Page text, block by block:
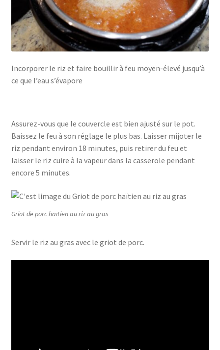
Incorporer le riz et faire bouillir à feu moyen-élevé jusqu’à
ce que l’eau s’évapore
Assurez-vous que le couvercle est bien ajusté sur le pot.
Baissez le feu à son réglage le plus bas. Laisser mijoter le
riz pendant environ 18 minutes, puis retirer du feu et
laisser le riz cuire à la vapeur dans la casserole pendant
encore 5 minutes.
Griot de porc haïtien au riz au gras
Servir le riz au gras avec le griot de porc.